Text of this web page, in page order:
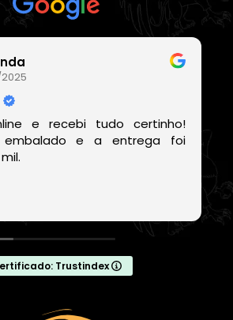
e recebi tudo certinho!
embalado e a entrega foi
Trustindex